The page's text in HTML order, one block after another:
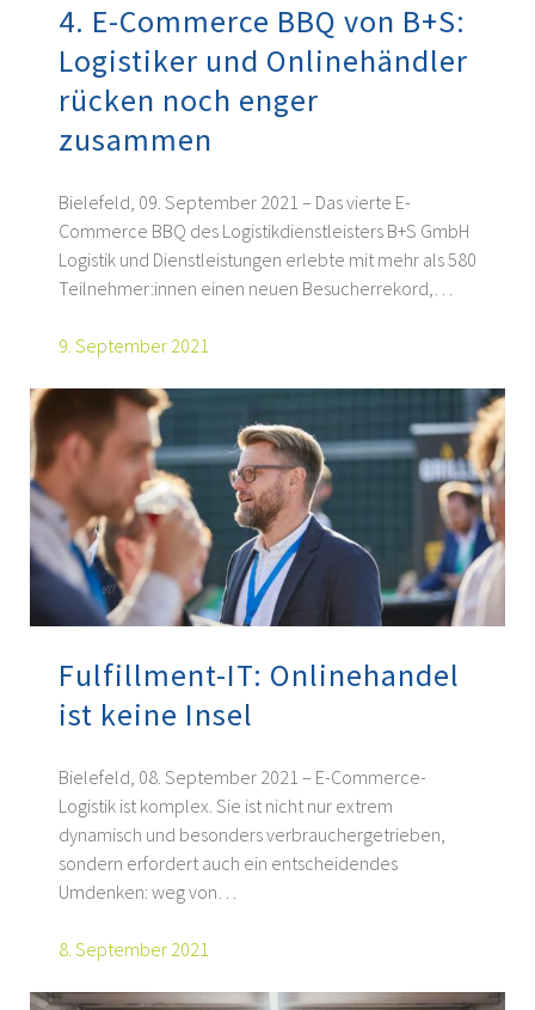
4. E-Commerce BBQ von B+S:
Logistiker und Onlinehändler
rücken noch enger
zusammen
Bielefeld, 09. September 2021 – Das vierte E-
Commerce BBQ des Logistikdienstleisters B+S GmbH
Logistik und Dienstleistungen erlebte mit mehr als 580
Teilnehmer:innen einen neuen Besucherrekord,…
9. September 2021
Fulfillment-IT: Onlinehandel
ist keine Insel
Bielefeld, 08. September 2021 – E-Commerce-
Logistik ist komplex. Sie ist nicht nur extrem
dynamisch und besonders verbrauchergetrieben,
sondern erfordert auch ein entscheidendes
Umdenken: weg von…
8. September 2021